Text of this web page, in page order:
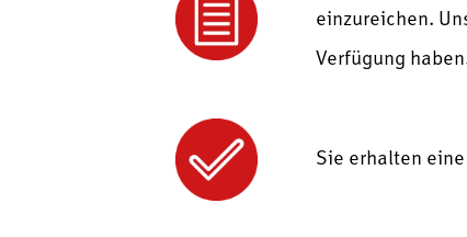
einzureichen.
Verfügung
Sie erhalten